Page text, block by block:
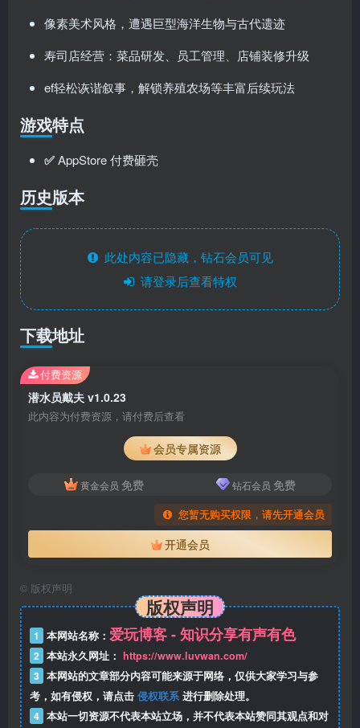
像素美术风格，遭遇巨型海洋生物与古代遗迹
寿司店经营：菜品研发、员工管理、店铺装修升级
ef轻松诙谐叙事，解锁养殖农场等丰富后续玩法
游戏特点
✅AppStore 付费砸壳
历史版本
此处内容已隐藏，钻石会员可见
请登录后查看特权
下载地址
潜水员戴夫 v1.0.23
此内容为付费资源，请付费后查看
会员专属资源
黄金会员 免费 钻石会员 免费
您暂无购买权限，请先开通会员
开通会员
付费资源
© 版权声明
版权声明
1 本网站名称： 爱玩博客 - 知识分享有声有色
2 本站永久网址： https://www.luvwan.com/
3 本网站的文章部分内容可能来源于网络，仅供大家学习与参
考，如有侵权，请点击 侵权联系 进行删除处理。
4 本站一切资源不代表本站立场，并不代表本站赞同其观点和对